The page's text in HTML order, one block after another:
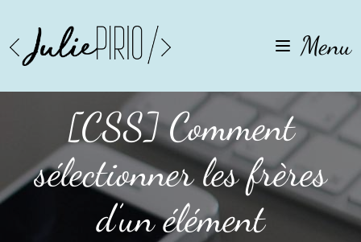
Menu
[CSS] Comment
sélectionner les frères
d’un élément